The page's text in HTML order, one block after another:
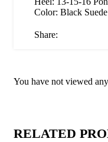
Color: Black
Share:
You have not viewed
RELATED